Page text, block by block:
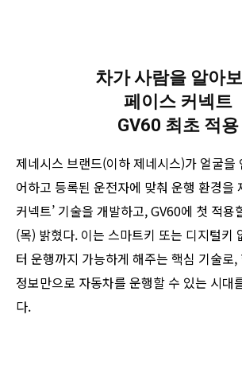
차가 사람을 알아
페이스 커넥트
GV60 최초 적용
제네시스 브랜드(이하 제네시스)가 얼굴을
어하고 등록된 운전자에 맞춰 운행 환경을
커넥트’ 기술을 개발하고, GV60에 첫 적용
(목) 밝혔다. 이는 스마트키 또는 디지털키
터 운행까지 가능하게 해주는 핵심 기술로,
정보만으로 자동차를 운행할 수 있는 시대
다.